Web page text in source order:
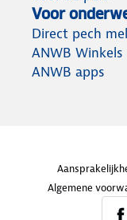
Voor
Direct pech
ANWB Winkels
ANWB apps
Algemene